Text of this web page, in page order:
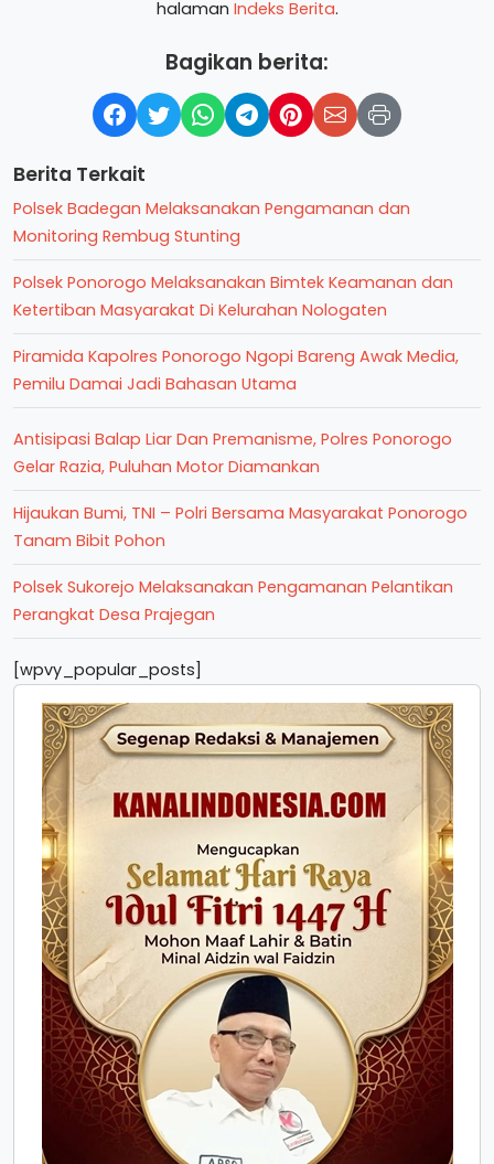
halaman Indeks Berita.
Bagikan berita:
Berita Terkait
Polsek Badegan Melaksanakan Pengamanan dan
Monitoring Rembug Stunting
Polsek Ponorogo Melaksanakan Bimtek Keamanan dan
Ketertiban Masyarakat Di Kelurahan Nologaten
Piramida Kapolres Ponorogo Ngopi Bareng Awak Media,
Pemilu Damai Jadi Bahasan Utama
Antisipasi Balap Liar Dan Premanisme, Polres Ponorogo
Gelar Razia, Puluhan Motor Diamankan
Hijaukan Bumi, TNI – Polri Bersama Masyarakat Ponorogo
Tanam Bibit Pohon
Polsek Sukorejo Melaksanakan Pengamanan Pelantikan
Perangkat Desa Prajegan
[wpvy_popular_posts]